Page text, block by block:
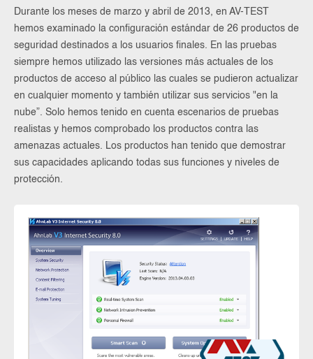
Durante los meses de marzo y abril de 2013, en AV-TEST
hemos examinado la configuración estándar de 26 productos de
seguridad destinados a los usuarios finales. En las pruebas
siempre hemos utilizado las versiones más actuales de los
productos de acceso al público las cuales se pudieron actualizar
en cualquier momento y también utilizar sus servicios "en la
nube”. Solo hemos tenido en cuenta escenarios de pruebas
realistas y hemos comprobado los productos contra las
amenazas actuales. Los productos han tenido que demostrar
sus capacidades aplicando todas sus funciones y niveles de
protección.